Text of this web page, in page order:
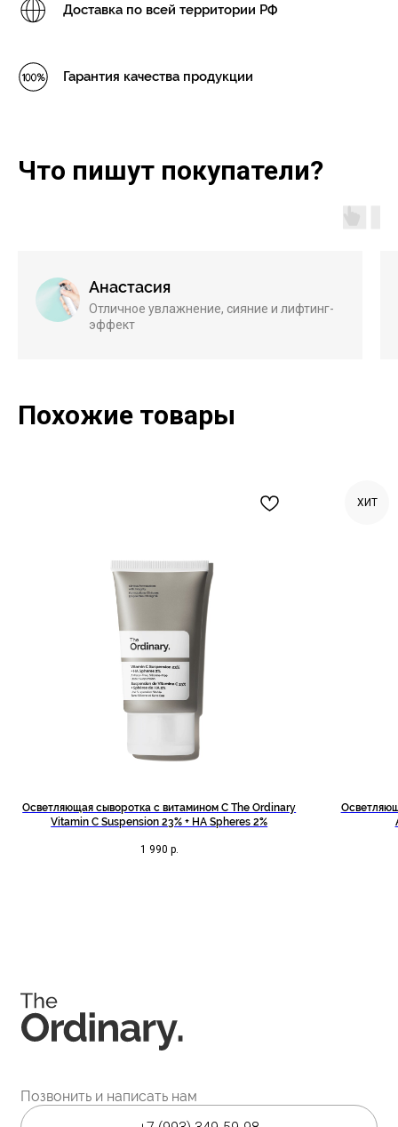
Доставка по всей территории РФ
Гарантия качества продукции
Что пишут покупатели?
Анастасия
Отличное увлажнение, сияние и лифтинг-
эффект
Похожие товары
Осветляющая сыворотка c витамином С The Ordinary
Vitamin C Suspension 23% + HA Spheres 2%
1 990 р.
ХИТ
Мессенджеры
Позвонить и написать нам
+7 (993) 349-59-98
info@ordinary-cosmetics.ru